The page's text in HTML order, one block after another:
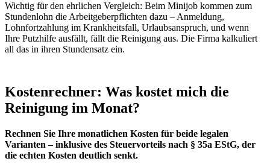
Wichtig für den ehrlichen Vergleich: Beim Minijob kommen zum
Stundenlohn die Arbeitgeberpflichten dazu – Anmeldung,
Lohnfortzahlung im Krankheitsfall, Urlaubsanspruch, und wenn
Ihre Putzhilfe ausfällt, fällt die Reinigung aus. Die Firma kalkuliert
all das in ihren Stundensatz ein.
Kostenrechner: Was kostet mich die
Reinigung im Monat?
Rechnen Sie Ihre monatlichen Kosten für beide legalen
Varianten – inklusive des Steuervorteils nach § 35a EStG, der
die echten Kosten deutlich senkt.